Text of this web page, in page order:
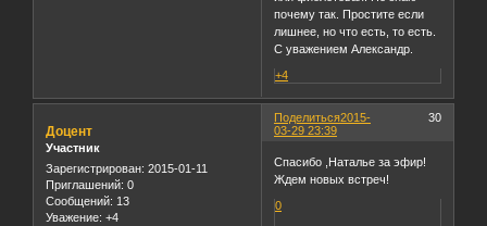
почему так. Простите если
лишнее, но что есть, то есть.
С уважением Александр.
+4
Поделиться 30
2015-
03-29 23:39
Доцент
Участник
Зарегистрирован: 2015-01-11
Приглашений: 0
Сообщений: 13
Уважение: +4
Спасибо ,Наталье за эфир!
Ждем новых встреч!
0